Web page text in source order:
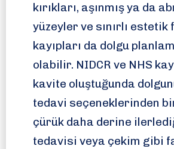
kırıkları, aşınmış ya da
yüzeyler ve sınırlı estetik
kayıpları da dolgu
olabilir. NIDCR ve NHS
kavite oluştuğunda
tedavi seçeneklerinden
çürük daha derine
tedavisi veya çekim gibi